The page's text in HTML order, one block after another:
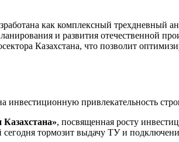
как комплексный трехдневный
и развития отечественной
Казахстана, что позволит
привлекательность
, посвященная росту
тормозит выдачу ТУ и